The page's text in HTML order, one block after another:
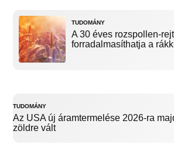
TUDOMÁNY
A 30 éves rozspollen-
forradalmasíthatja a
TUDOMÁNY
Az USA új áramtermelése 2026-ra
zöldre vált